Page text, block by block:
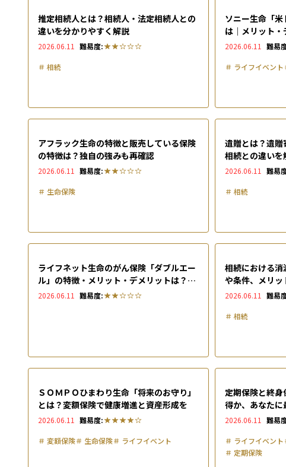
推定相続人とは？相続人・法定相続人との
違いを分かりやすく解説
2026.06.11 難易度:
＃ 相続
ソニー生命「
は｜メリット
徹底解説
2026.06.11 難易
＃ ライフイベント
アフラック生命の特徴と販売している保険
の特徴は？独自の強みも再確認
2026.06.11 難易度:
＃ 生命保険
遺贈とは？遺
相続との違いを
2026.06.11 難易
＃ 相続
ライフネット生命のがん保険「ダブルエー
ル」の特徴・メリット・デメリットは？加
入者からの評判・口コミも解説
2026.06.11 難易度:
相続における
や条件、メリ
2026.06.11 難易
＃ 相続
ＳＯＭＰＯひまわり生命「将来のお守り」
とは？変額保険で健康増進と資産形成を
2026.06.11 難易度:
＃ 変額保険＃ 生命保険＃ ライフイベント
定期保険と終
得か、あなた
解説
2026.06.11 難易
＃ ライフイベント
＃ 定期保険